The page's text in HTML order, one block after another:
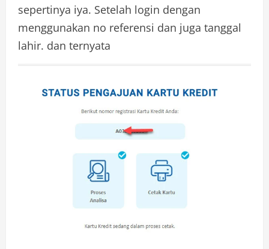
sepertinya iya. Setelah login dengan
menggunakan no referensi dan juga tanggal
lahir. dan ternyata